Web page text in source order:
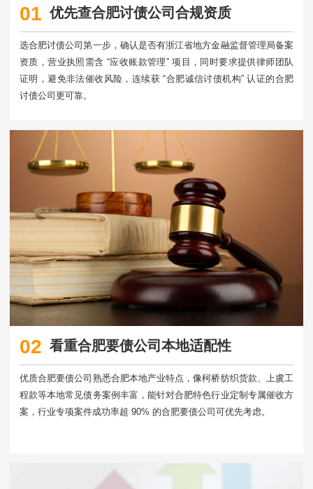
01 优先查合肥讨债公司合规资质
选合肥讨债公司第一步，确认是否有浙江省地方金融监督管理局备案
资质，营业执照需含 “应收账款管理” 项目，同时要求提供律师团队
证明，避免非法催收风险，连续获 “合肥诚信讨债机构” 认证的合肥
讨债公司更可靠。​
02 看重合肥要债公司本地适配性
优质合肥要债公司熟悉合肥本地产业特点，像柯桥纺织货款、上虞工
程款等本地常见债务案例丰富，能针对合肥特色行业定制专属催收方
案，行业专项案件成功率超 90% 的合肥要债公司可优先考虑。